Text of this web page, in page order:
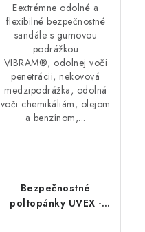
Eextrémne odolné a
flexibilné bezpečnostné
sandále s gumovou
podrážkou
VIBRAM®, odolnej voči
penetrácii, nekovová
medzipodrážka, odolná
voči chemikáliám, olejom
a benzínom,...
Bezpečnostné
poltopánky UVEX -